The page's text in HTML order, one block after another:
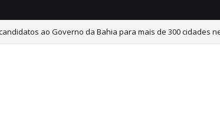
ao Governo da Bahia para mais de 300 cidades